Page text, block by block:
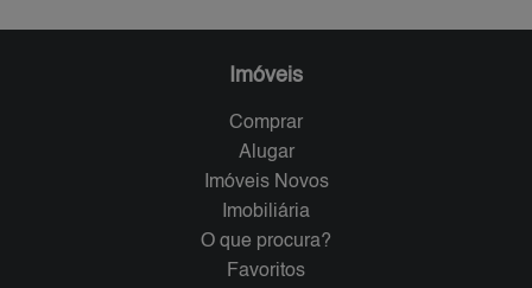
Imóveis
Comprar
Alugar
Imóveis Novos
Imobiliária
O que procura?
Favoritos